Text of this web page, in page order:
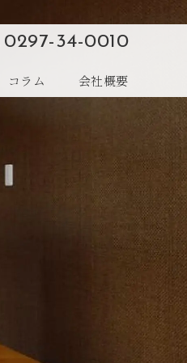
0297-34-0010
コラム 会社概要